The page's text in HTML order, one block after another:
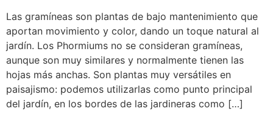
Las gramíneas son plantas de bajo mantenimiento que
aportan movimiento y color, dando un toque natural al
jardín. Los Phormiums no se consideran gramíneas,
aunque son muy similares y normalmente tienen las
hojas más anchas. Son plantas muy versátiles en
paisajismo: podemos utilizarlas como punto principal
del jardín, en los bordes de las jardineras como […]